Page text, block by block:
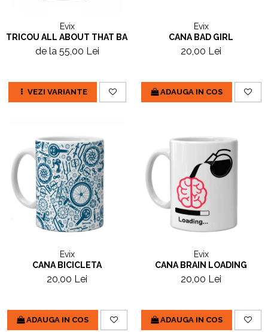
Evix
TRICOU ALL ABOUT THAT BASE
de la 55,00 Lei
VEZI VARIANTE
Evix
CANA BAD GIRL
20,00 Lei
ADAUGA IN COS
Evix
CANA BICICLETA
20,00 Lei
ADAUGA IN COS
Evix
CANA BRAIN LOADING
20,00 Lei
ADAUGA IN COS